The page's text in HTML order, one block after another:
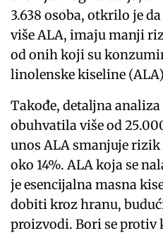
3.638 osoba, otkrilo je
više ALA, imaju manji
od onih koji su
linolenske kiseline
Takođe, detaljna
obuhvatila više od
unos ALA smanjuje
oko 14%. ALA koja se
je esencijalna masna
dobiti kroz hranu,
proizvodi. Bori se